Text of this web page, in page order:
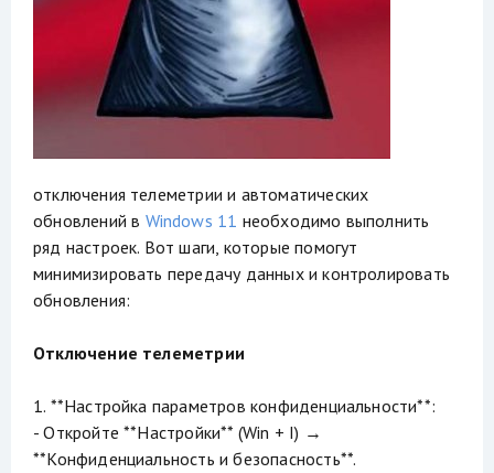
отключения телеметрии и автоматических
обновлений в Windows 11 необходимо выполнить
ряд настроек. Вот шаги, которые помогут
минимизировать передачу данных и контролировать
обновления:
Отключение телеметрии
1. **Настройка параметров конфиденциальности**:
- Откройте **Настройки** (Win + I) →
**Конфиденциальность и безопасность**.